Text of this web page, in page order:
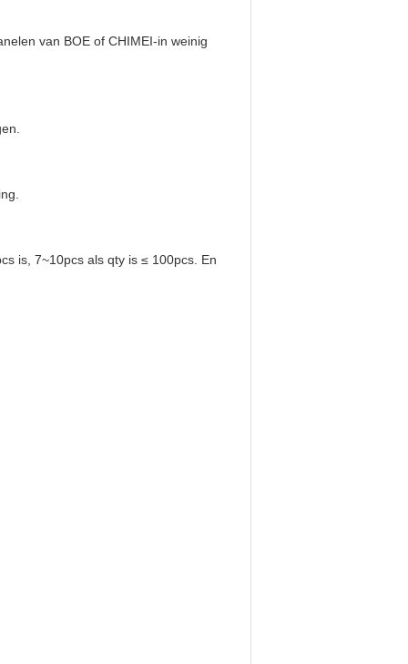
van BOE of CHIMEI-in weinig
is, 7~10pcs als qty is ≤ 100pcs. En